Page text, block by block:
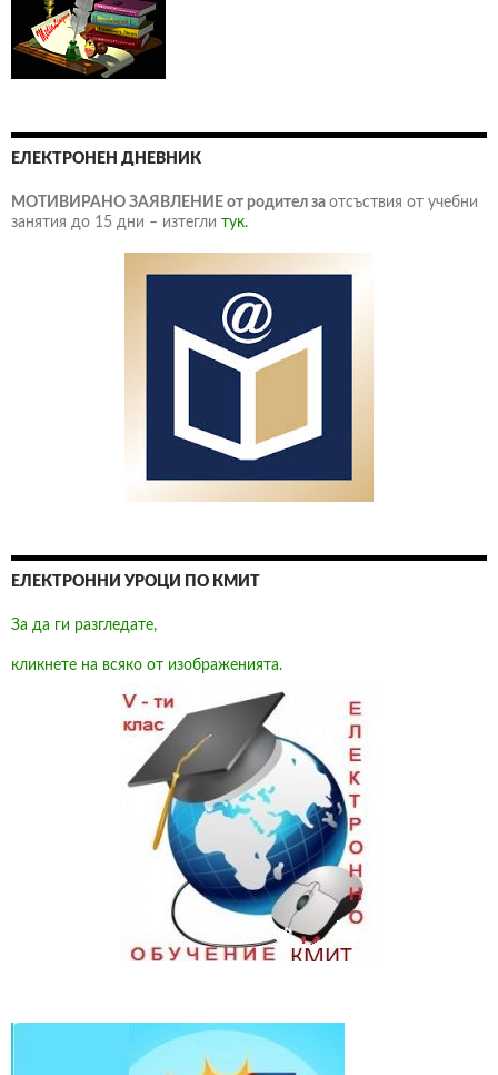
ЕЛЕКТРОНЕН ДНЕВНИК
МОТИВИРАНО ЗАЯВЛЕНИЕ от родител за отсъствия от учебни
занятия до 15 дни – изтегли тук.
ЕЛЕКТРОННИ УРОЦИ ПО КМИТ
За да ги разгледате,
кликнете на всяко от изображенията.